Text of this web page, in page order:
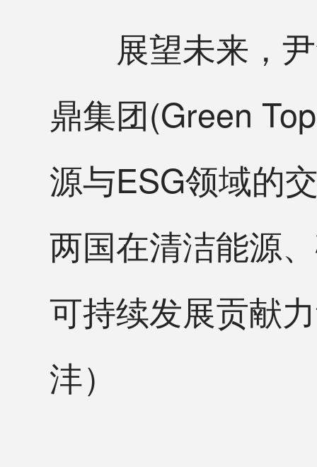
展望未来，尹
鼎集团(Green
源与ESG领域的
两国在清洁能源
可持续发展贡献
沣）